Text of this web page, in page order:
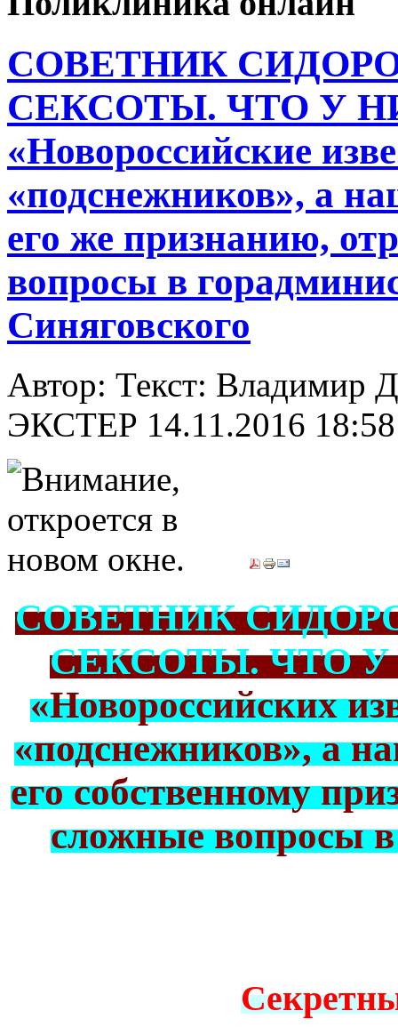
СОВЕТНИК
СЕКСОТЫ. ЧТО У
«Новороссийские
«подснежников», а
его же признанию,
вопросы в
Синяговского
Автор: Текст:
ЭКСТЕР 14.11.2016 18:58
СОВЕТНИК
СЕКСОТЫ. ЧТО
«Новороссийских
«подснежников», а
его собственному
сложные вопросы